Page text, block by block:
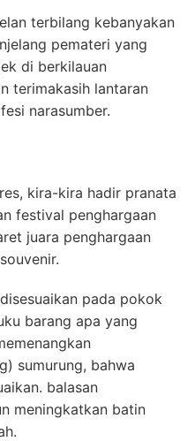
terbilang kebanyakan
pemateri yang
di berkilauan
terimakasih lantaran
narasumber.
kira-kira hadir pranata
festival penghargaan
juara penghargaan
pada pokok
barang apa yang
sumurung, bahwa
balasan
meningkatkan batin